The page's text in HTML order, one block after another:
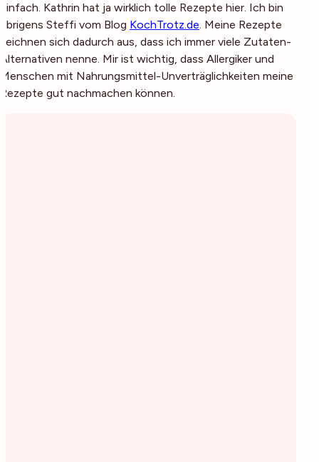
einfach. Kathrin hat ja wirklich tolle Rezepte hier. Ich bin
übrigens Steffi vom Blog KochTrotz.de. Meine Rezepte
zeichnen sich dadurch aus, dass ich immer viele Zutaten-
Alternativen nenne. Mir ist wichtig, dass Allergiker und
Menschen mit Nahrungsmittel-Unverträglichkeiten meine
Rezepte gut nachmachen können.